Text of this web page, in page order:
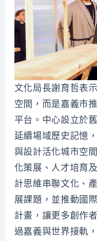
文化局長謝育哲表
空間，而是嘉義市
平台。中心設立於
延續場域歷史記憶
與設計活化城市空
化策展、人才培育
計思維串聯文化、
展課題，並推動國
計畫，讓更多創作
過嘉義與世界接軌